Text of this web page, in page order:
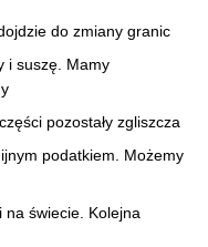
do zmiany granic
i suszę. Mamy
pozostały zgliszcza
podatkiem. Możemy
na świecie. Kolejna